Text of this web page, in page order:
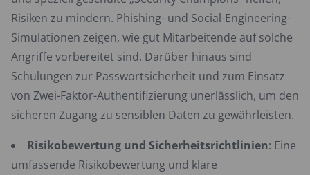
Risiken zu mindern. Phishing- und Social-Engineering-
Simulationen zeigen, wie gut Mitarbeitende auf solche
Angriffe vorbereitet sind. Darüber hinaus sind
Schulungen zur Passwortsicherheit und zum Einsatz
von Zwei-Faktor-Authentifizierung unerlässlich, um den
sicheren Zugang zu sensiblen Daten zu gewährleisten.
Risikobewertung und Sicherheitsrichtlinien: Eine
umfassende Risikobewertung und klare